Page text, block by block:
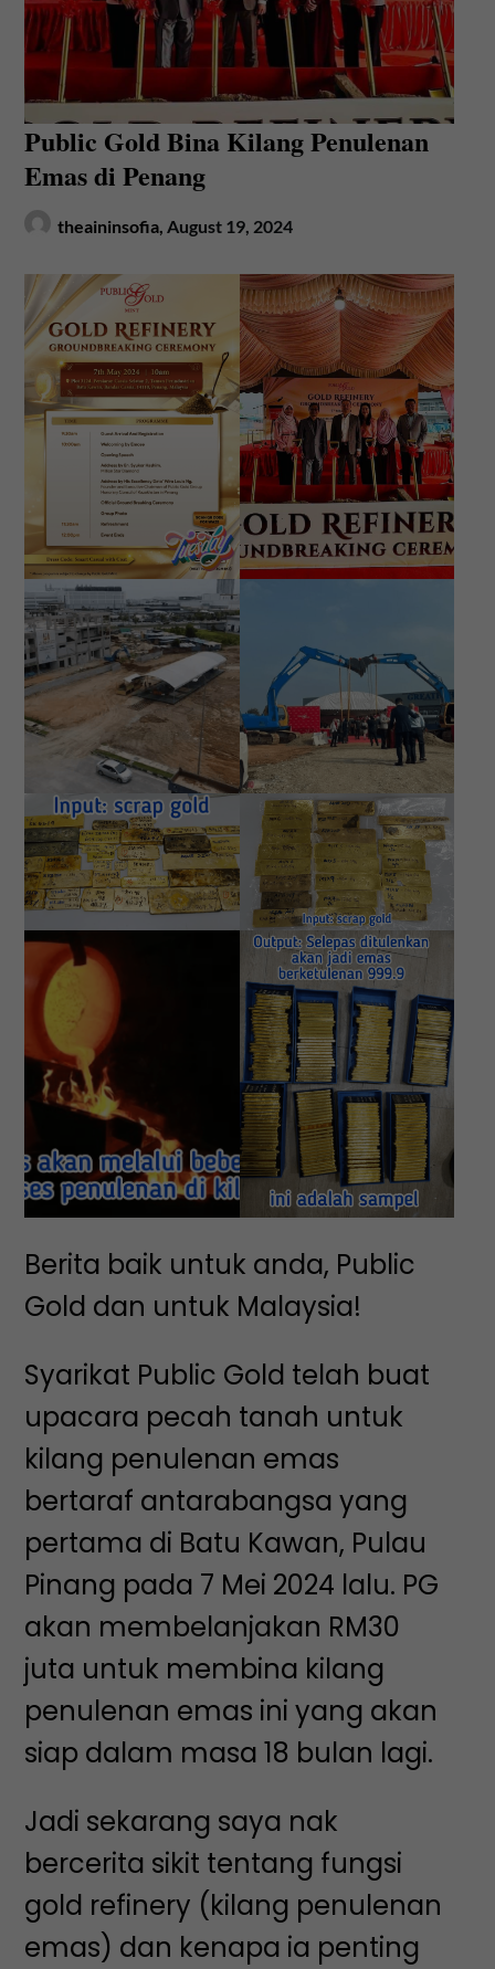
Public Gold Bina Kilang Penulenan
Emas di Penang
theaininsofia, August 19, 2024
Berita baik untuk anda, Public
Gold dan untuk Malaysia!
Syarikat Public Gold telah buat
upacara pecah tanah untuk
kilang penulenan emas
bertaraf antarabangsa yang
pertama di Batu Kawan, Pulau
Pinang pada 7 Mei 2024 lalu. PG
akan membelanjakan RM30
juta untuk membina kilang
penulenan emas ini yang akan
siap dalam masa 18 bulan lagi.
Jadi sekarang saya nak
bercerita sikit tentang fungsi
gold refinery (kilang penulenan
emas) dan kenapa ia penting